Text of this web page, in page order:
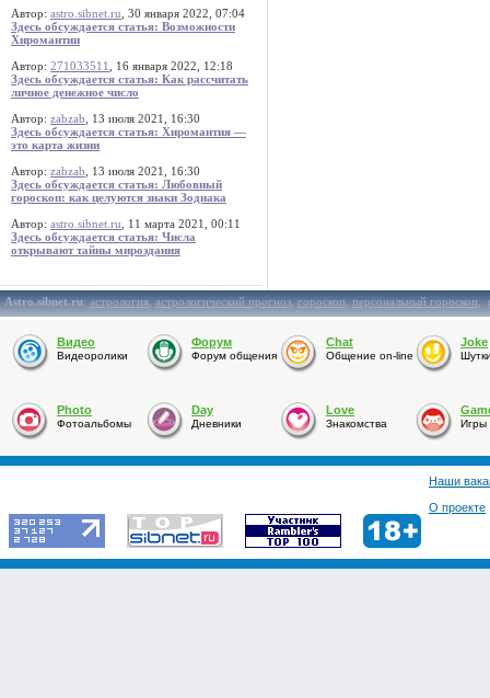
Автор: astro.sibnet.ru , 30 января 2022, 07:04
Здесь обсуждается статья: Возможности
Хиромантии
Автор: 271033511
, 16 января 2022, 12:18
Здесь обсуждается статья: Как рассчитать
личное денежное число
Автор: zabzab , 13 июля 2021, 16:30
Здесь обсуждается статья: Хиромантия —
это карта жизни
Автор: zabzab , 13 июля 2021, 16:30
Здесь обсуждается статья: Любовный
гороскоп: как целуются знаки Зодиака
Автор: astro.sibnet.ru , 11 марта 2021, 00:11
Здесь обсуждается статья: Числа
открывают тайны мироздания
Astro.sibnet.ru:астрология,астрологический прогноз,гороскоп,персональный гороскоп,
Видео
Видеоролики
Форум
Форум общения
Chat
Общение on-line
Joke
Photo
Фотоальбомы
Day
Дневники
Love
Знакомства Игры
Наши
О проекте